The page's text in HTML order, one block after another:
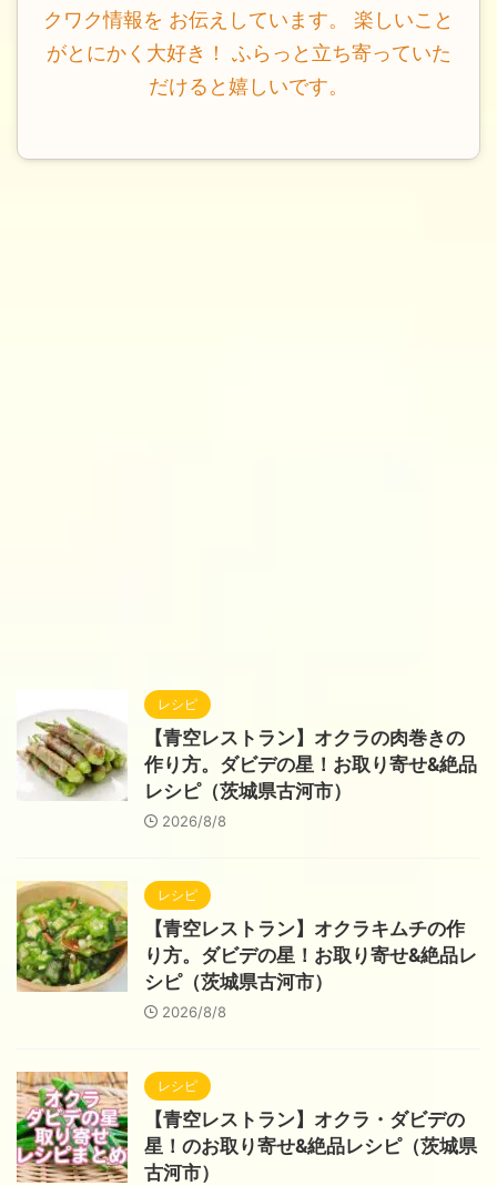
クワク情報を お伝えしています。 楽しいこと
がとにかく大好き！ ふらっと立ち寄っていた
だけると嬉しいです。
レシピ
【青空レストラン】オクラの肉巻きの
作り方。ダビデの星！お取り寄せ&絶品
レシピ（茨城県古河市）
2026/8/8
レシピ
【青空レストラン】オクラキムチの作
り方。ダビデの星！お取り寄せ&絶品レ
シピ（茨城県古河市）
2026/8/8
レシピ
【青空レストラン】オクラ・ダビデの
星！のお取り寄せ&絶品レシピ（茨城県
古河市）